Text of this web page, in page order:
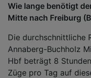
Wie lange benötigt
Mitte nach Freiburg
Die durchschnittliche
Annaberg-Buchholz
Hbf beträgt 8
Züge pro Tag auf